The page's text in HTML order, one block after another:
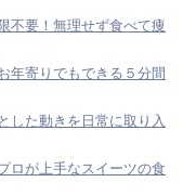
不要！無理せず食べて痩
年寄りでもできる５分間
した動きを日常に取り入
ロが上手なスイーツの食